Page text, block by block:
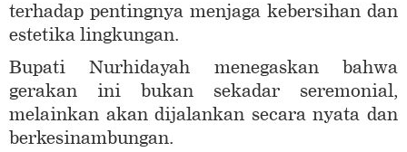
terhadap pentingnya menjaga kebersihan dan
estetika lingkungan.
Bupati Nurhidayah menegaskan bahwa
gerakan ini bukan sekadar seremonial,
melainkan akan dijalankan secara nyata dan
berkesinambungan.